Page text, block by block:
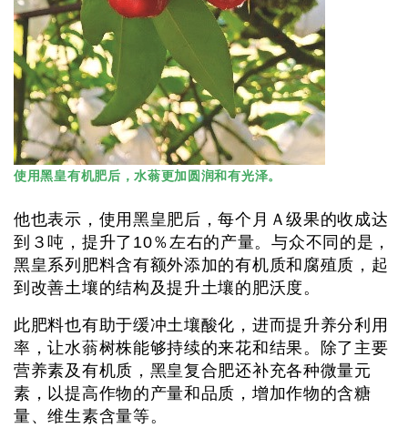
使用黑皇有机肥后，水蓊更加圆润和有光泽。
他也表示，使用黑皇肥后，每个月Ａ级果的收成达
到３吨，提升了10％左右的产量。与众不同的是，
黑皇系列肥料含有额外添加的有机质和腐殖质，起
到改善土壤的结构及提升土壤的肥沃度。
此肥料也有助于缓冲土壤酸化，进而提升养分利用
率，让水蓊树株能够持续的来花和结果。除了主要
营养素及有机质，黑皇复合肥还补充各种微量元
素，以提高作物的产量和品质，增加作物的含糖
量、维生素含量等。